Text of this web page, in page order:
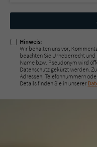
Nicht
ausfüllen!
Hinweis:
Wir behalten uns vor,
beachten Sie Urheberrecht
Name bzw. Pseudonym wird
Datenschutz gekürzt werden.
Adressen, Telefonnummern
Details finden Sie in unserer